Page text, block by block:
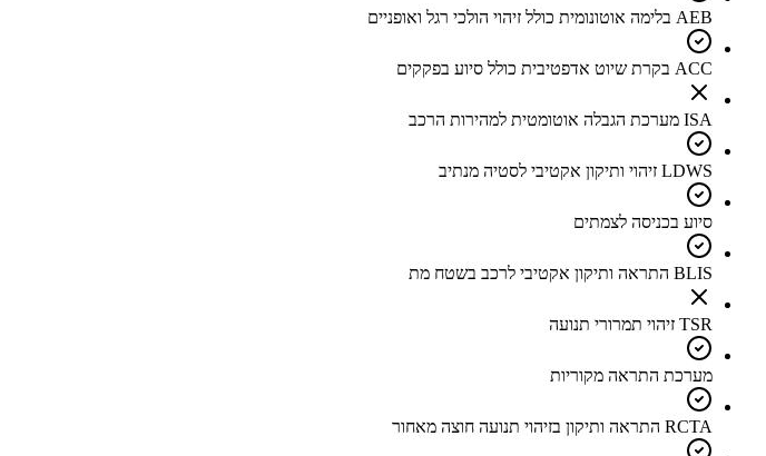
AEB בלימה אוטונומית כולל זיהוי הולכי רגל ואופניים
ACC בקרת שיוט אדפטיבית כולל סיוע בפקקים
ISA מערכת הגבלה אוטומטית למהירות הרכב
LDWS זיהוי ותיקון אקטיבי לסטיה מנתיב
סיוע בכניסה לצמתים
BLIS התראה ותיקון אקטיבי לרכב בשטח מת
TSR זיהוי תמרורי תנועה
מערכת התראה מקוריות
RCTA התראה ותיקון בזיהוי תנועה חוצה מאחור